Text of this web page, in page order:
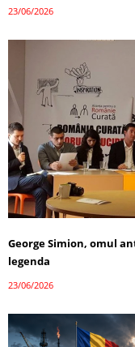
23/06/2026
George Simion, omul
legenda
23/06/2026